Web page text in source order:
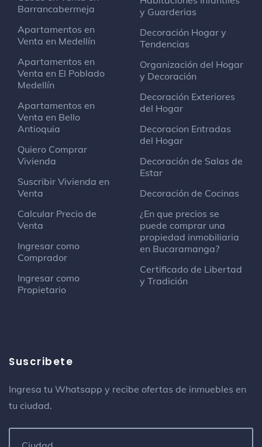
Barrancabermeja
Apartamentos en
Venta en Medellín
Apartamentos en
Venta en El Poblado
Medellín
Apartamentos en
Venta en Bello
Antioquia
Quiero Comprar
Vivienda
Suscribir Vivienda en
Venta
Calcular Precio de
Venta
Ingresar como
Comprador
Ingresar como
Propietario
y Guarderias
Decoración Hogar y
Tendencias
Organización del Hogar
y Decoración
Decoración Exteriores
del Hogar
Decoracion Entradas
del Hogar
Decoración de Salas de
Estar
Decoración de Cocinas
¿En que precios se
puede comprar una
propiedad inmobiliaria
en Bucaramanga?
Certificado de Libertad
y Tradición
Suscribete
Ingresa tu Whatsapp y recibe ofertas de inmuebles en
tu ciudad.